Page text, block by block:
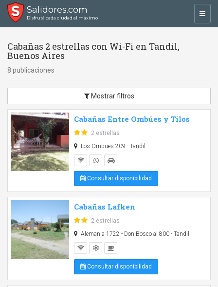
Salidores.com
Disfrutá cada ciudad al máximo
Cabañas 2 estrellas con Wi-Fi en Tandil,
Buenos Aires
8 publicaciones
Mostrar filtros
Cabañas Entre Ombúes y Tilos
2 estrellas
Los Ombues 209 - Tandil
Consultar disponibilidad
Cabañas Lafken
2 estrellas
Alemania 1722 - Don Bosco al 800 - Tandil
Consultar disponibilidad